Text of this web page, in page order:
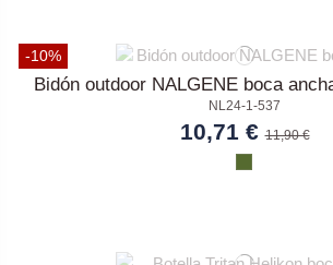
-10%
Bidón outdoor NALGENE boca
NL24-1-537
10,71 €11,90 €